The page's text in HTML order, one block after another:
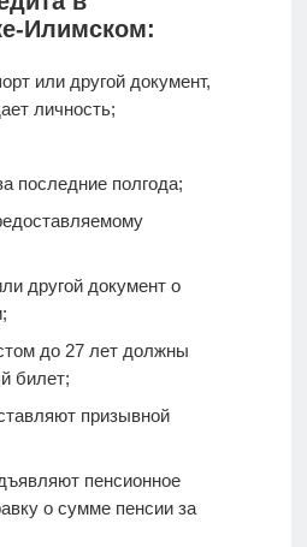
Илимском:
или другой документ,
личность;
последние полгода;
другой документ о
до 27 лет должны
билет;
призывной
пенсионное
о сумме пенсии за